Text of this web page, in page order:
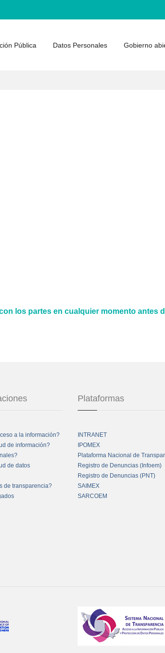
Pública Datos Personales Gobierno
los partes en cualquier momento antes
a la información?
de información?
de datos
de transparencia?
Plataformas
INTRANET
IPOMEX
Plataforma Nacional de
Registro de Denuncias (Infoem)
Registro de Denuncias (PNT)
SAIMEX
SARCOEM